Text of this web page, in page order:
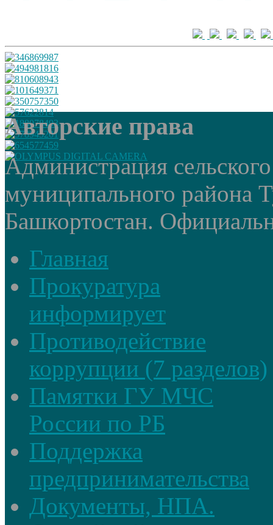
Авторские права
Администрация
муниципального района
Башкортостан.
Главная
Прокуратура
информирует
Противодействие
коррупции (7 разделов)
Памятки ГУ МЧС
России по РБ
Поддержка
предпринимательства
Документы, НПА.